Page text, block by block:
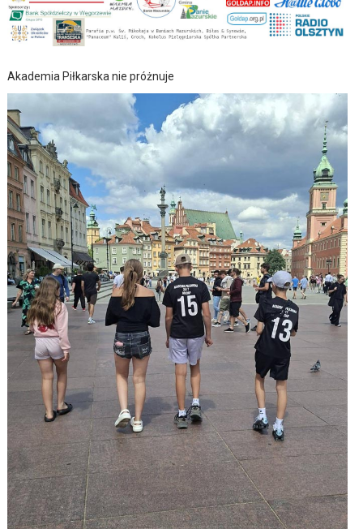
Akademia Piłkarska nie próżnuje